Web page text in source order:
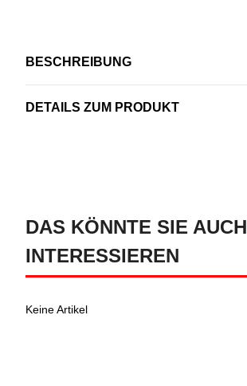
BESCHREIBUNG
DETAILS ZUM PRODUKT
DAS KÖNNTE SIE AUCH
INTERESSIEREN
Keine Artikel